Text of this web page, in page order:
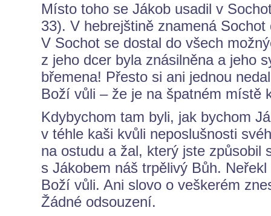
Místo toho se Jákob usadil v
33). V hebrejštině znamená Sochot
V Sochot se dostal do všech
z jeho dcer byla znásilněna a jeho
břemena! Přesto si ani jednou
Boží vůli – že je na špatném místě
Kdybychom tam byli, jak bychom
v téhle kaši kvůli neposlušnosti
na ostudu a žal, který jste způsobil
s Jákobem náš trpělivý Bůh.
Boží vůli. Ani slovo o veškerém
Žádné odsouzení.